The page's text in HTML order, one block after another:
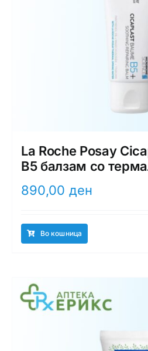
La Roche Posay
B5 балзам со
890,00 ден
Во кошница